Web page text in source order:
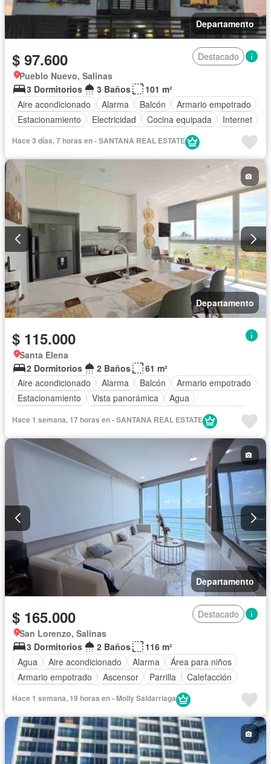
Departamento
$ 97.600
Destacado
Pueblo Nuevo, Salinas
3 Dormitorios
3 Baños
101 m²
Aire acondicionado
Alarma Balcón
Armario empotrado
Estacionamiento
Electricidad Cocina equipada
Internet
Garita de guardianía
Jardín
Patio
Hace 3 días, 7 horas en - SANTANA REAL ESTATE
Departamento
$ 115.000
Santa Elena
2 Dormitorios
2 Baños
61 m²
Aire acondicionado
Alarma Balcón
Armario empotrado
Estacionamiento
Vista panorámica
Agua
Acceso para personas con discapacidad
Seguridad
Hace 1 semana, 17 horas en - SANTANA REAL ESTATE
Departamento
$ 165.000
Destacado
San Lorenzo, Salinas
3 Dormitorios
2 Baños
116 m²
Agua
Aire acondicionado Alarma
Área para niños
Armario empotrado
Ascensor Parrilla
Calefacción
Electricidad
Garita de guardianía Internet
Jacuzzi
Jardín
Patio Piscina Conserje
Seguridad
Vista panorámica
Wifi Completamente amoblado
Hace 1 semana, 19 horas en - Molly Saldarriaga